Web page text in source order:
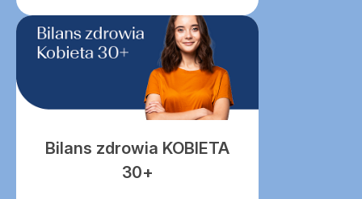
Bilans zdrowia KOBIETA
30+